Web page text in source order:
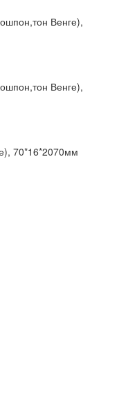
Венге),
Венге),
70*16*2070мм